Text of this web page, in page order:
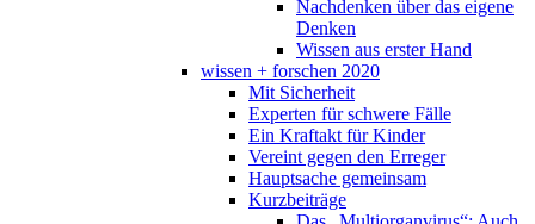
Nachdenken über das eigene
Denken
Wissen aus erster Hand
wissen + forschen 2020
Mit Sicherheit
Experten für schwere Fälle
Ein Kraftakt für Kinder
Vereint gegen den Erreger
Hauptsache gemeinsam
Kurzbeiträge